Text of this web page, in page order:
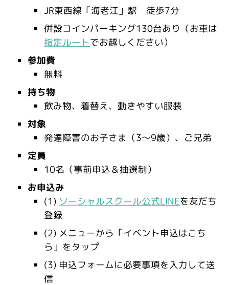
JR東西線「海老江」駅 徒歩7分
併設コインパーキング130台あり（お車は
指定ルートでお越しください）
参加費
無料
持ち物
飲み物、着替え、動きやすい服装
対象
発達障害のお子さま（3～9歳）、ご兄弟
定員
10名（事前申込＆抽選制）
お申込み
(1) ソーシャルスクール公式LINEを友だち
登録
(2) メニューから「イベント申込はこち
ら」をタップ
(3) 申込フォームに必要事項を入力して送
信